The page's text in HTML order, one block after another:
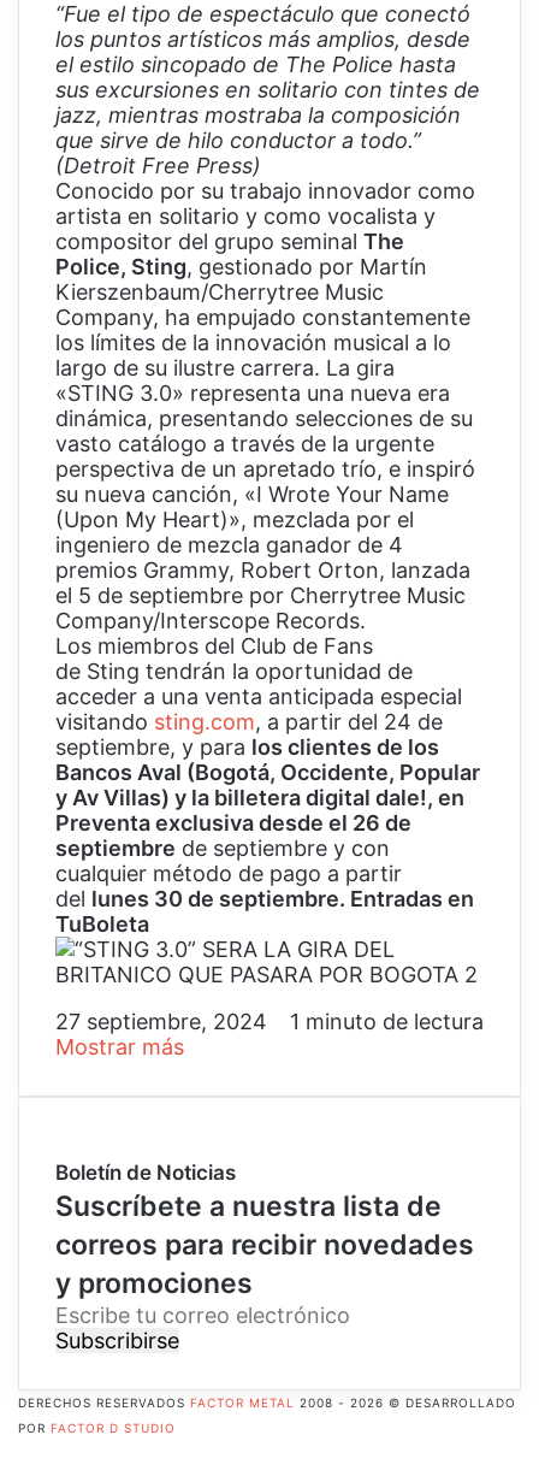
“Fue el tipo de espectáculo que conectó
los puntos artísticos más amplios, desde
el estilo sincopado de The Police hasta
sus excursiones en solitario con tintes de
jazz, mientras mostraba la composición
que sirve de hilo conductor a todo.”
(Detroit Free Press)
Conocido por su trabajo innovador como
artista en solitario y como vocalista y
compositor del grupo seminal The
Police, Sting, gestionado por Martín
Kierszenbaum/Cherrytree Music
Company, ha empujado constantemente
los límites de la innovación musical a lo
largo de su ilustre carrera. La gira
«STING 3.0» representa una nueva era
dinámica, presentando selecciones de su
vasto catálogo a través de la urgente
perspectiva de un apretado trío, e inspiró
su nueva canción, «I Wrote Your Name
(Upon My Heart)», mezclada por el
ingeniero de mezcla ganador de 4
premios Grammy, Robert Orton, lanzada
el 5 de septiembre por Cherrytree Music
Company/Interscope Records.
Los miembros del Club de Fans
de Sting tendrán la oportunidad de
acceder a una venta anticipada especial
visitando sting.com, a partir del 24 de
septiembre, y para los clientes de los
Bancos Aval (Bogotá, Occidente, Popular
y Av Villas) y la billetera digital dale!, en
Preventa exclusiva desde el 26 de
septiembre de septiembre y con
cualquier método de pago a partir
del lunes 30 de septiembre. Entradas en
TuBoleta
27 septiembre, 2024
1 minuto de lectura
Mostrar más
Boletín de Noticias
Suscríbete a nuestra lista de
correos para recibir novedades
y promociones
E
s
r
DERECHOS RESERVADOS FACTOR METAL
2008 - 2026 © DESARROLLADO
POR FACTOR D STUDIO